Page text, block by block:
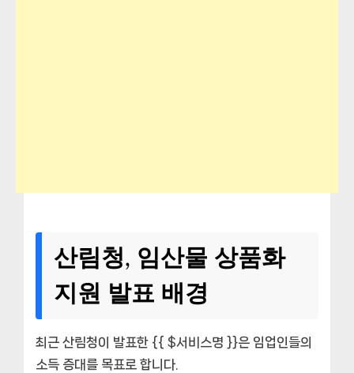
산림청, 임산물 상품화
지원 발표 배경
최근 산림청이 발표한 {{ $서비스명 }}은 임업인들의
소득 증대를 목표로 합니다.